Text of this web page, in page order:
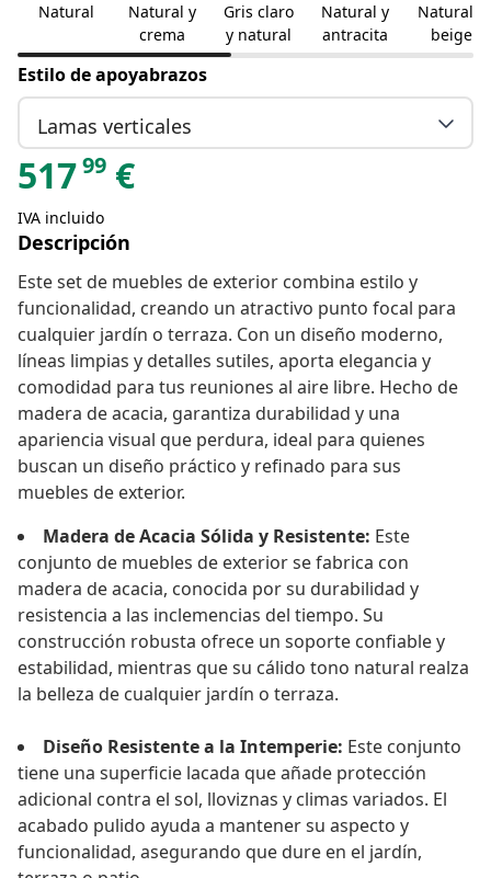
Natural
Natural y
crema
Gris claro
y natural
Natural y
antracita
Natural y
beige
Estilo de apoyabrazos
Lamas verticales
51799 €
IVA incluido
Descripción
Este set de muebles de exterior combina estilo y
funcionalidad, creando un atractivo punto focal para
cualquier jardín o terraza. Con un diseño moderno,
líneas limpias y detalles sutiles, aporta elegancia y
comodidad para tus reuniones al aire libre. Hecho de
madera de acacia, garantiza durabilidad y una
apariencia visual que perdura, ideal para quienes
buscan un diseño práctico y refinado para sus
muebles de exterior.
Madera de Acacia Sólida y Resistente: Este
conjunto de muebles de exterior se fabrica con
madera de acacia, conocida por su durabilidad y
resistencia a las inclemencias del tiempo. Su
construcción robusta ofrece un soporte confiable y
estabilidad, mientras que su cálido tono natural realza
la belleza de cualquier jardín o terraza.
Diseño Resistente a la Intemperie: Este conjunto
tiene una superficie lacada que añade protección
adicional contra el sol, lloviznas y climas variados. El
acabado pulido ayuda a mantener su aspecto y
funcionalidad, asegurando que dure en el jardín,